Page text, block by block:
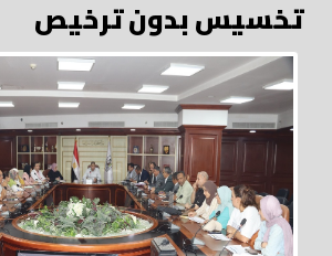
تخسيس بدون ترخيص